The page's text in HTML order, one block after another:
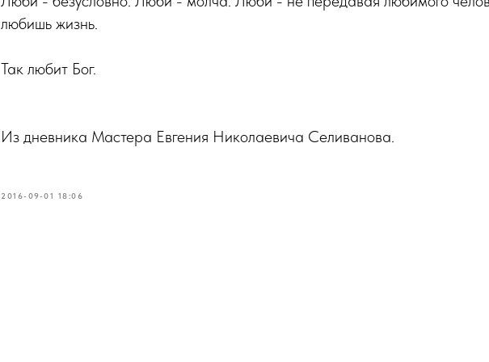
любишь жизнь.
Так любит Бог.
Из дневника Мастера Евгения Николаевича Селиванова.
2016-09-01 18:06